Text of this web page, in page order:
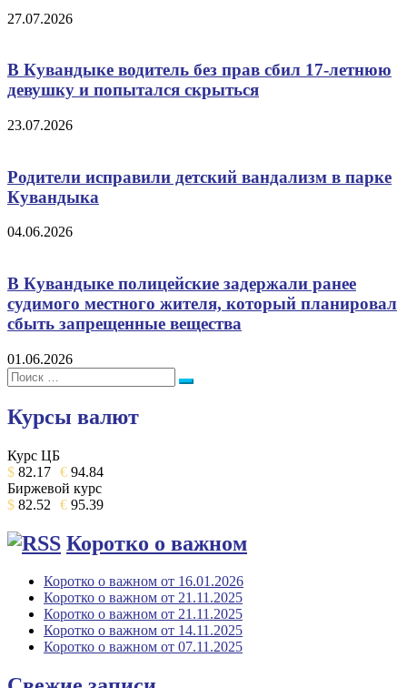
27.07.2026
В Кувандыке водитель без прав сбил 17-летнюю
девушку и попытался скрыться
23.07.2026
Родители исправили детский вандализм в парке
Кувандыка
04.06.2026
В Кувандыке полицейские задержали ранее
судимого местного жителя, который планировал
сбыть запрещенные вещества
01.06.2026
Поиск:
Поиск
Курсы валют
Курс ЦБ
$ 82.17 € 94.84
Биржевой курс
$ 82.52 € 95.39
Коротко о важном
Коротко о важном от 16.01.2026
Коротко о важном от 21.11.2025
Коротко о важном от 21.11.2025
Коротко о важном от 14.11.2025
Коротко о важном от 07.11.2025